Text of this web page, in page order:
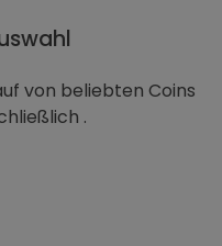
von beliebten Coins
.